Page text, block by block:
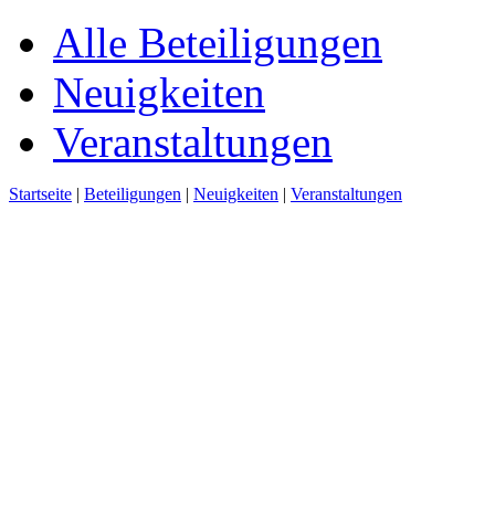
Alle Beteiligungen
Neuigkeiten
Veranstaltungen
Startseite | Beteiligungen | Neuigkeiten | Veranstaltungen